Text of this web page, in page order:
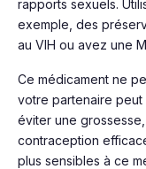
rapports sexuels.
exemple, des
au VIH ou avez une
Ce médicament ne
votre partenaire
éviter une
contraception
plus sensibles à ce